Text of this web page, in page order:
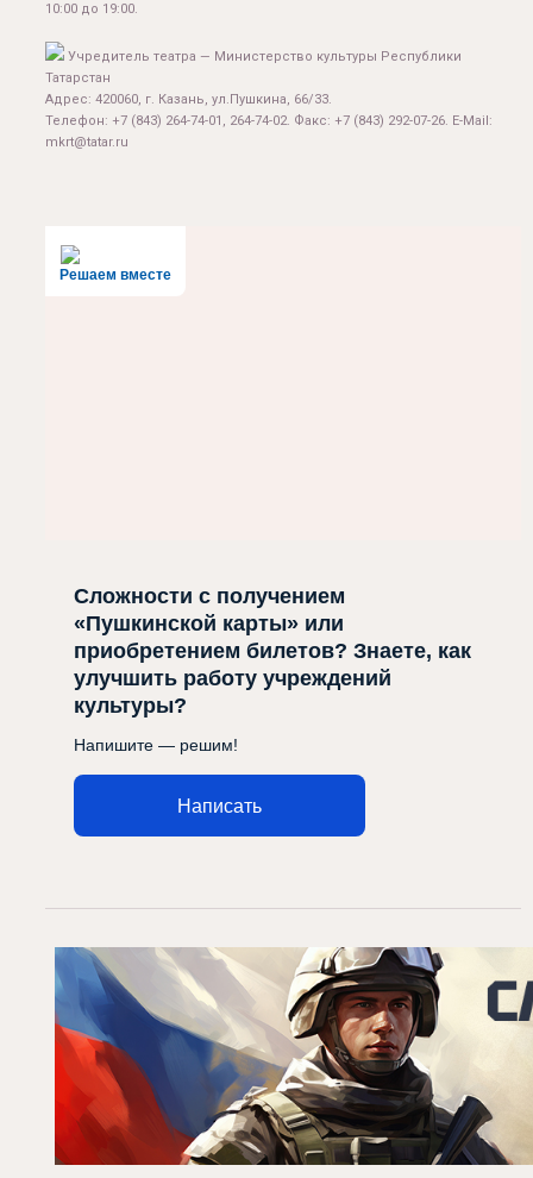
10:00 до 19:00.
Учредитель театра — Министерство культуры Республики
Татарстан
Адрес: 420060, г. Казань, ул.Пушкина, 66/33.
Телефон: +7 (843) 264-74-01, 264-74-02. Факс: +7 (843) 292-07-26. E-Mail:
mkrt@tatar.ru
Решаем вместе
Сложности с получением
«Пушкинской карты» или
приобретением билетов? Знаете, как
улучшить работу учреждений
культуры?
Напишите — решим!
Написать